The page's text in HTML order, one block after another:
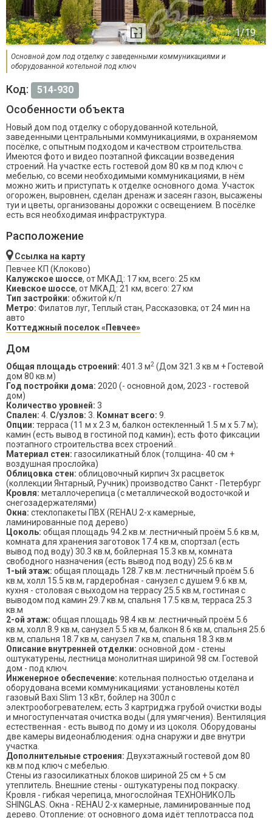
Основной дом под отделку с заведенными коммуникациями и
оборудованной котельной под ключ
Код: 514-930
Особенности объекта
Новый дом под отделку с оборудованной котельной,
заведенными центральными коммуникациями, в охраняемом
посёлке, с опытным подходом и качеством строительства.
Имеются фото и видео поэтапной фиксации возведения
строений. На участке есть гостевой дом 80 кв.м под ключ с
мебелью, со всеми необходимыми коммуникациями, в нём
можно жить и приступать к отделке основного дома. Участок
огорожен, выровнен, сделан дренаж и засеян газон, высажены
туи и цветы, организованы дорожки с освещением. В посёлке
есть вся необходимая инфраструктура.
Расположение
Ссылка на карту
Певчее КП (Клоково)
Калужское шоссе, от МКАД: 17 км, всего: 25 км
Киевское шоссе, от МКАД: 21 км, всего: 27 км
Тип застройки: обжитой к/п
Метро: Филатов луг, Теплый стан, Рассказовка; от 24 мин на
авто
Коттеджный поселок «Певчее»
Дом
Общая площадь строений: 401.3 м2 (Дом 321.3 кв.м + Гостевой
дом 80 кв.м)
Год постройки дома: 2020 (- основной дом, 2023 - гостевой
дом)
Количество уровней: 3
Спален: 4. С/узлов: 3. Комнат всего: 9.
Опции: терраса (11 м х 2.3 м, балкон остекленный 1.5 м х 5.7 м);
камин (есть вывод в гостиной под камин); есть фото фиксации
поэтапного строительства всех строений..
Материал стен: газосиликатный блок (толщина- 40 см +
воздушная прослойка)
Облицовка стен: облицовочный кирпич 3х расцветок
(коллекции Янтарный, Ручник) производство Санкт - Петербург
Кровля: металлочерепица (с металлической водосточкой и
снегозадержателями)
Окна: стеклопакеты ПВХ (REHAU 2-х камерные,
ламинированные под дерево)
Цоколь: общая площадь 94.2 кв.м: лестничный проём 5.6 кв.м,
комната для хранения заготовок 17.4 кв.м, спортзал (есть
вывод под воду) 30.3 кв.м, бойлерная 15.3 кв.м, комната
свободного назначения (есть вывод под воду) 25.6 кв.м
1-ый этаж: общая площадь 128.7 кв.м: лестничный проём 5.6
кв.м, холл 15.5 кв.м, гардеробная - санузел с душем 9.6 кв.м,
кухня - столовая с выходом на террасу 25.5 кв.м, гостиная с
выводом под камин 29.7 кв.м, спальня 17.5 кв.м, терраса 25.3
кв.м
2-ой этаж: общая площадь 98.4 кв.м: лестничный проём 5.6
кв.м, холл 8.9 кв.м, санузел 5.5 кв.м, балкон 8.6 кв.м, спальня 25.6
кв.м, спальня 18.7 кв.м, санузел 7 кв.м, спальня 18.3 кв.м
Описание внутренней отделки: основной дом - стены
оштукатурены, лестница монолитная шириной 98 см. Гостевой
дом - под ключ.
Инженерное обеспечение: котельная полностью отделана и
оборудована всеми коммуникациями: установлены котёл
газовый Baxi Slim 13 кВт, бойлер на 300л с
электрообогревателем; есть 3 картриджа грубой очистки воды
и многоступенчатая очистка воды (для умягчения). Вентиляция
естественная - есть вывод по дому и из цоколя. Оборудованы
две камеры видеонаблюдения: одна снаружи и две внутри
участка.
Дополнительные строения: Двухэтажный гостевой дом 80
кв.м под ключ с мебелью.
Стены из газосиликатных блоков шириной 25 см + 5 см
утеплитель. Внешние стены - оштукатурены под покраску.
Кровля - гибкая черепица, многослойная ТЕХНОНИКОЛЬ
SHINGLAS. Окна - REHAU 2-х камерные, ламинированные под
дерево. Отопление: от основного дома идёт теплотрасса под